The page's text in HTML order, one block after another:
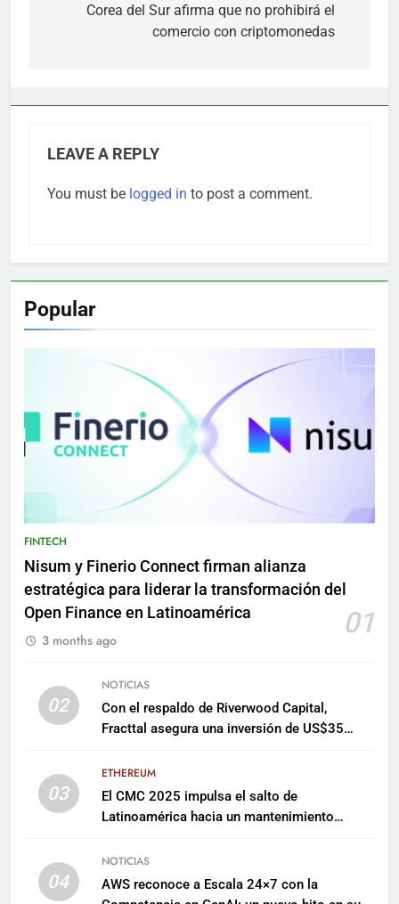
navigation
Corea del Sur afirma que no prohibirá el
comercio con criptomonedas
LEAVE A REPLY
You must be logged in to post a comment.
Popular
FINTECH
Nisum y Finerio Connect firman alianza
estratégica para liderar la transformación del
Open Finance en Latinoamérica
01
3 months ago
02
NOTICIAS
Con el respaldo de Riverwood Capital,
Fracttal asegura una inversión de US$35
03
ETHEREUM
El CMC 2025 impulsa el salto de
Latinoamérica hacia un mantenimiento
04
NOTICIAS
AWS reconoce a Escala 24×7 con la